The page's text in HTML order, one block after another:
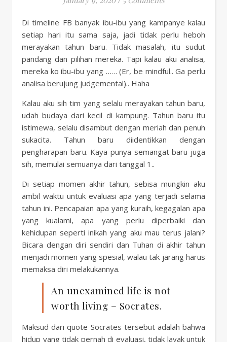
Di timeline FB banyak ibu-ibu yang kampanye kalau
setiap hari itu sama saja, jadi tidak perlu heboh
merayakan tahun baru. Tidak masalah, itu sudut
pandang dan pilihan mereka. Tapi kalau aku analisa,
mereka ko ibu-ibu yang …… (Er, be mindful.. Ga perlu
analisa berujung judgemental).. Haha
Kalau aku sih tim yang selalu merayakan tahun baru,
udah budaya dari kecil di kampung. Tahun baru itu
istimewa, selalu disambut dengan meriah dan penuh
sukacita. Tahun baru diidentikkan dengan
pengharapan baru. Kaya punya semangat baru juga
sih, memulai semuanya dari tanggal 1..
Di setiap momen akhir tahun, sebisa mungkin aku
ambil waktu untuk evaluasi apa yang terjadi selama
tahun ini. Pencapaian apa yang kuraih, kegagalan apa
yang kualami, apa yang perlu diperbaiki dan
kehidupan seperti inikah yang aku mau terus jalani?
Bicara dengan diri sendiri dan Tuhan di akhir tahun
menjadi momen yang spesial, walau tak jarang harus
memaksa diri melakukannya.
An unexamined life is not
worth living – Socrates.
Maksud dari quote Socrates tersebut adalah bahwa
hidup yang tidak pernah di evaluasi, tidak layak untuk